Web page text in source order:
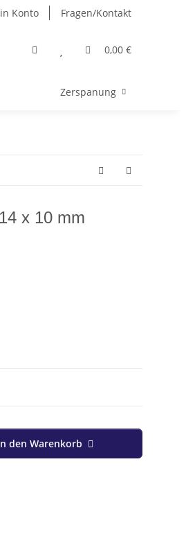
Konto Fragen/Kontakt
0,00 €
Zerspanung
x 10 mm
den Warenkorb